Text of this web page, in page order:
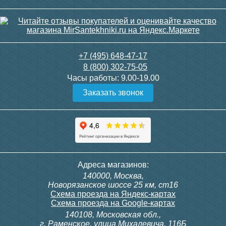
+7 (495) 648-47-17
8 (800) 302-75-05
Часы работы: 9.00-19.00
Заказать звонок
Адреса магазинов:
140000, Москва,
Новорязанское шоссе 25 км, ст16
Схема проезда на Яндекс-картах
Схема проезда на Google-картах
140108, Московская обл.,
г. Раменское, улица Михалевича, 116Б